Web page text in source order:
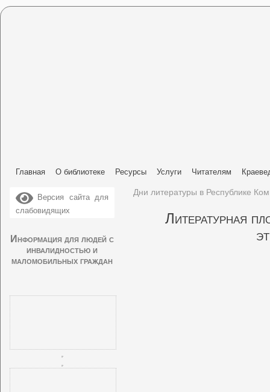
Главная О библиотеке Ресурсы Услуги Читателям
Версия сайта для
слабовидящих
Информация для людей с
инвалидностью и
маломобильных граждан
Дни литературы в Республике
Литературная